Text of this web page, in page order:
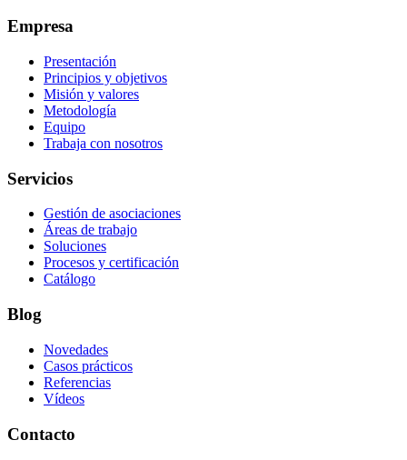
Empresa
Presentación
Principios y objetivos
Misión y valores
Metodología
Equipo
Trabaja con nosotros
Servicios
Gestión de asociaciones
Áreas de trabajo
Soluciones
Procesos y certificación
Catálogo
Blog
Novedades
Casos prácticos
Referencias
Vídeos
Contacto